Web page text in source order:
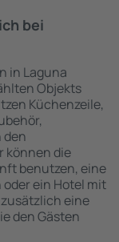
bei
in Laguna
Objekts
Küchenzeile,
den
können die
benutzen, eine
ein Hotel mit
eine
den Gästen